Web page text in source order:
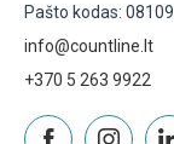
Pašto kodas: 08109
info@countline.lt
+370 5 263 9922